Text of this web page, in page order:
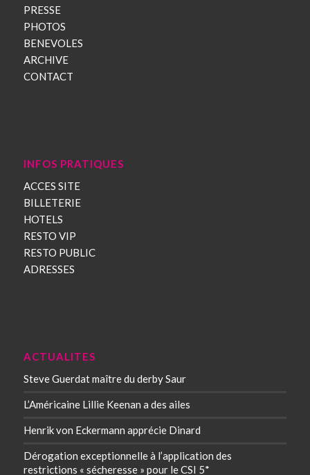
PRESSE
PHOTOS
BENEVOLES
ARCHIVE
CONTACT
INFOS PRATIQUES
ACCES SITE
BILLETERIE
HOTELS
RESTO VIP
RESTO PUBLIC
ADRESSES
ACTUALITES
Steve Guerdat maître du derby Saur
L’Américaine Lillie Keenan a des ailes
Henrik von Eckermann apprécie Dinard
Dérogation exceptionnelle à l’application des
restrictions « sécheresse » pour le CSI 5*